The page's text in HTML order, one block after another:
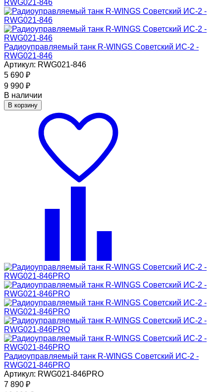
Радиоуправляемый танк R-WINGS Советский ИС-2 -
RWG021-846
Артикул: RWG021-846
5 690 ₽
9 990 ₽
В наличии
В корзину
Радиоуправляемый танк R-WINGS Советский ИС-2 -
RWG021-846PRO
Артикул: RWG021-846PRO
7 890 ₽